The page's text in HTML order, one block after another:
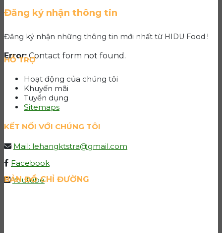
Đăng ký nhận thông tin
Đăng ký nhận những thông tin mới nhất từ HIDU Food !
Error:Contact form not found.
HỖ TRỢ
Hoạt động của chúng tôi
Khuyến mãi
Tuyển dụng
Sitemaps
KẾT NỐI VỚI CHÚNG TÔI
Mail: lehangktstra@gmail.com
Facebook
Youtube
BẢN ĐỒ CHỈ ĐƯỜNG